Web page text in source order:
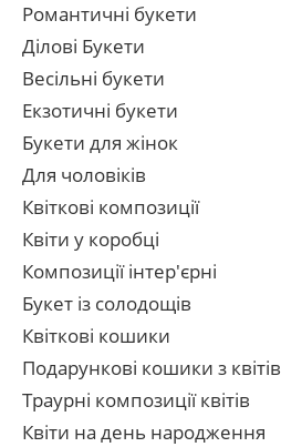
Романтичні букети
Ділові Букети
Весільні букети
Екзотичні букети
Букети для жінок
Для чоловіків
Квіткові композиції
Квіти у коробці
Композиції інтер'єрні
Букет із солодощів
Квіткові кошики
Подарункові кошики з квітів
Траурні композиції квітів
Квіти на день народження